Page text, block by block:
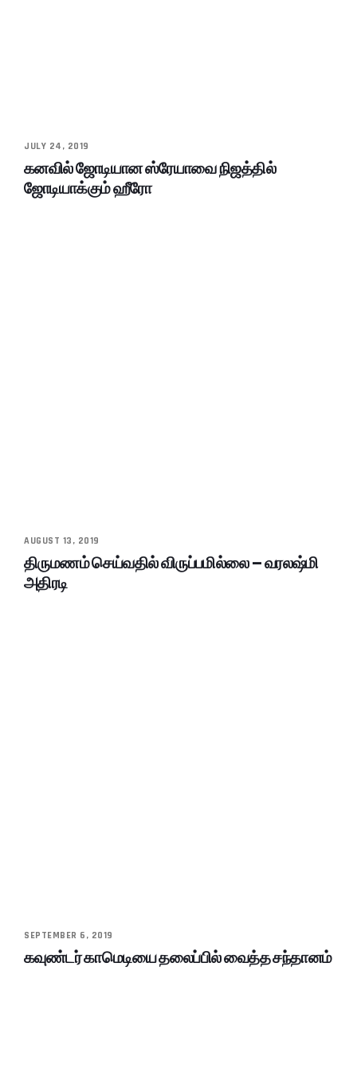
JULY 24, 2019
கனவில் ஜோடியான ஸ்ரேயாவை நிஜத்தில்
ஜோடியாக்கும் ஹீரோ
AUGUST 13, 2019
திருமணம் செய்வதில் விருப்பமில்லை – வரலஷ்மி
அதிரடி
SEPTEMBER 6, 2019
கவுண்டர் காமெடியை தலைப்பில் வைத்த சந்தானம்